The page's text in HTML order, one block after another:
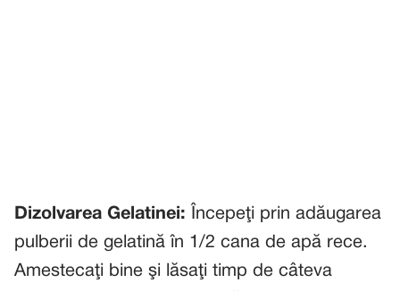
Dizolvarea Gelatinei: Începeţi prin adăugarea
pulberii de gelatină în 1/2 cana de apă rece.
Amestecaţi bine şi lăsaţi timp de câteva